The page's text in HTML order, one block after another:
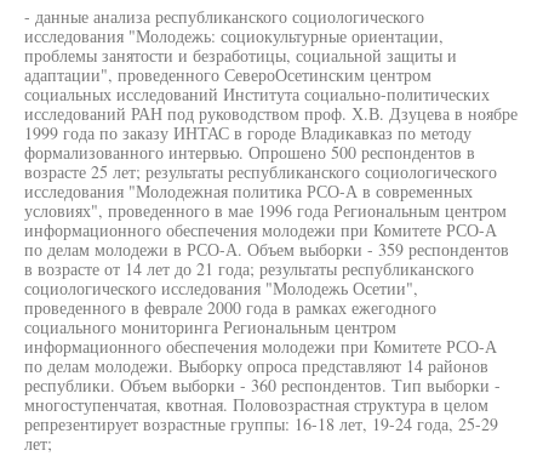
- данные анализа республиканского социологического
исследования "Молодежь: социокультурные ориентации,
проблемы занятости и безработицы, социальной защиты и
адаптации", проведенного СевероОсетинским центром
социальных исследований Института социально-политических
исследований РАН под руководством проф. Х.В. Дзуцева в ноябре
1999 года по заказу ИНТАС в городе Владикавказ по методу
формализованного интервью. Опрошено 500 респондентов в
возрасте 25 лет; результаты республиканского социологического
исследования "Молодежная политика РСО-А в современных
условиях", проведенного в мае 1996 года Региональным центром
информационного обеспечения молодежи при Комитете РСО-А
по делам молодежи в РСО-А. Объем выборки - 359 респондентов
в возрасте от 14 лет до 21 года; результаты республиканского
социологического исследования "Молодежь Осетии",
проведенного в феврале 2000 года в рамках ежегодного
социального мониторинга Региональным центром
информационного обеспечения молодежи при Комитете РСО-А
по делам молодежи. Выборку опроса представляют 14 районов
республики. Объем выборки - 360 респондентов. Тип выборки -
многоступенчатая, квотная. Половозрастная структура в целом
репрезентирует возрастные группы: 16-18 лет, 19-24 года, 25-29
лет;